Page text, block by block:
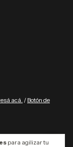
para agilizar tu
acá. / Botón de
los derechos